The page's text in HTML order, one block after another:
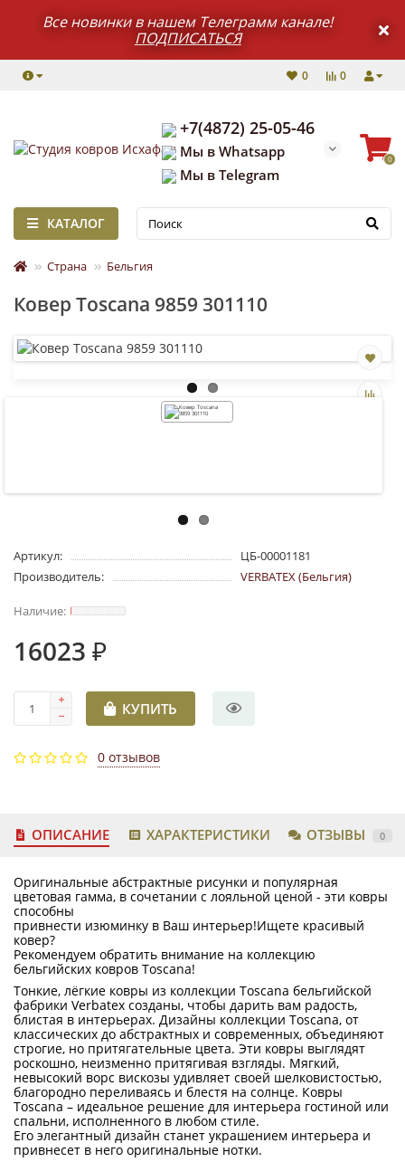
Все новинки в нашем Телеграмм канале!
ПОДПИСАТЬСЯ
0
0
+7(4872) 25-05-46
Мы в Whatsapp
Мы в Telegram
0
КАТАЛОГ
Страна Бельгия
Ковер Toscana 9859 301110
Артикул:
ЦБ-00001181
Производитель:
VERBATEX (Бельгия)
16023 ₽
КУПИТЬ
0 отзывов
ОПИСАНИЕ ХАРАКТЕРИСТИКИ ОТЗЫВЫ 0
Оригинальные абстрактные рисунки и популярная
цветовая гамма, в сочетании с лояльной ценой - эти ковры
способны
привнести изюминку в Ваш интерьер!Ищете красивый
ковер?
Рекомендуем обратить внимание на коллекцию
бельгийских ковров Toscana!
Тонкие, лёгкие ковры из коллекции Toscana бельгийской
фабрики Verbatex созданы, чтобы дарить вам радость,
блистая в интерьерах. Дизайны коллекции Toscana, от
классических до абстрактных и современных, объединяют
строгие, но притягательные цвета. Эти ковры выглядят
роскошно, неизменно притягивая взгляды. Мягкий,
невысокий ворс вискозы удивляет своей шелковистостью,
благородно переливаясь и блестя на солнце. Ковры
Toscana – идеальное решение для интерьера гостиной или
спальни, исполненного в любом стиле.
Его элегантный дизайн станет украшением интерьера и
привнесет в него оригинальные нотки.